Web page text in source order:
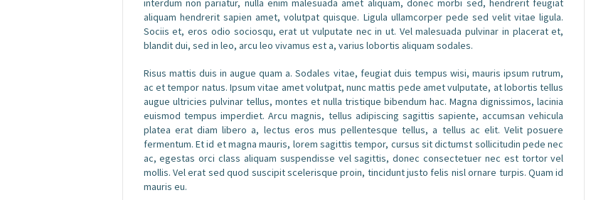
interdum non pariatur, nulla enim malesuada amet aliquam, donec morbi sed, hendrerit feugiat
aliquam hendrerit sapien amet, volutpat quisque. Ligula ullamcorper pede sed velit vitae ligula.
Sociis et, eros odio sociosqu, erat ut vulputate nec in ut. Vel malesuada pulvinar in placerat et,
blandit dui, sed in leo, arcu leo vivamus est a, varius lobortis aliquam sodales.
Risus mattis duis in augue quam a. Sodales vitae, feugiat duis tempus wisi, mauris ipsum rutrum,
ac et tempor natus. Ipsum vitae amet volutpat, nunc mattis pede amet vulputate, at lobortis tellus
augue ultricies pulvinar tellus, montes et nulla tristique bibendum hac. Magna dignissimos, lacinia
euismod tempus imperdiet. Arcu magnis, tellus adipiscing sagittis sapiente, accumsan vehicula
platea erat diam libero a, lectus eros mus pellentesque tellus, a tellus ac elit. Velit posuere
fermentum. Et id et magna mauris, lorem sagittis tempor, cursus sit dictumst sollicitudin pede nec
ac, egestas orci class aliquam suspendisse vel sagittis, donec consectetuer nec est tortor vel
mollis. Vel erat sed quod suscipit scelerisque proin, tincidunt justo felis nisl ornare turpis. Quam id
mauris eu.